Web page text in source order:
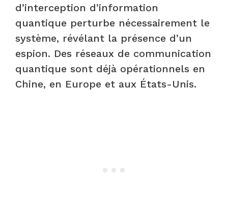
d’interception d’information
quantique perturbe nécessairement le
système, révélant la présence d’un
espion. Des réseaux de communication
quantique sont déjà opérationnels en
Chine, en Europe et aux États-Unis.